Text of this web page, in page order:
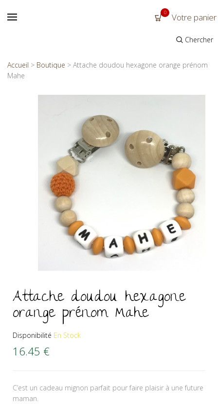
0 Votre panier
Chercher
Accueil > Boutique > Attache doudou hexagone orange prénom
Mahe
Attache doudou hexagone
orange prénom Mahe
Disponibilité En Stock
16.45 €
C’est un cadeau mignon parfait pour faire plaisir à une future
maman.